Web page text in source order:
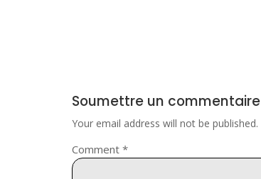
Soumettre un commentaire
Your email address will not be published.
Comment *